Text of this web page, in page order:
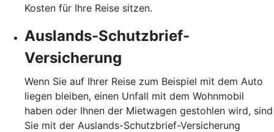
Kosten für Ihre Reise sitzen.
Auslands-Schutzbrief-
Versicherung
Wenn Sie auf Ihrer Reise zum Beispiel mit dem Auto
liegen bleiben, einen Unfall mit dem Wohnmobil
haben oder Ihnen der Mietwagen gestohlen wird, sind
Sie mit der Auslands-Schutzbrief-Versicherung